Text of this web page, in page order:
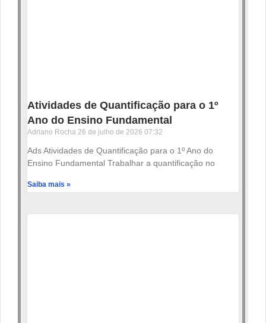
Atividades de Quantificação para o 1º
Ano do Ensino Fundamental
Adriano Rocha 26 de julho de 2026 07:32
Ads Atividades de Quantificação para o 1º Ano do
Ensino Fundamental Trabalhar a quantificação no
Saiba mais »